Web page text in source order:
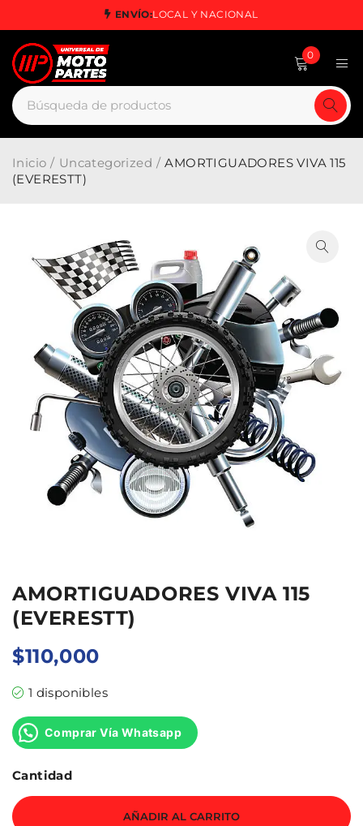
ENVÍO:LOCAL Y NACIONAL
0
Inicio / Uncategorized / AMORTIGUADORES VIVA 115
(EVERESTT)
AMORTIGUADORES VIVA 115
(EVERESTT)
$110,000
1 disponibles
Comprar Vía Whatsapp
Cantidad
AÑADIR AL CARRITO